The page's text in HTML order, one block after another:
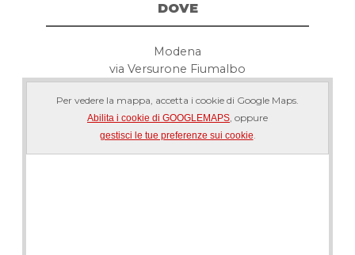
DOVE
Modena
via Versurone Fiumalbo
Per vedere la mappa, accetta i cookie di Google Maps.
Abilita i cookie di GOOGLEMAPS, oppure
gestisci le tue preferenze sui cookie.